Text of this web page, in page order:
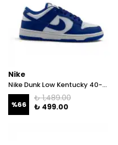
Nike
Nike Dunk Low Kentucky 40-41 İNDİRİM!
%66
₺ 1,489.00
₺ 499.00